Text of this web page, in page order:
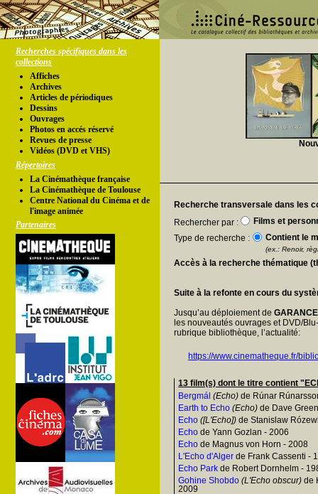
Recherches spécifiques dans les
collections
Affiches
Archives
Articles de périodiques
Dessins
Ouvrages
Photos en accés réservé
Revues de presse
Vidéos (DVD et VHS)
Répertoires
La Cinémathèque française
La Cinémathèque de Toulouse
Centre National du Cinéma et de
l'image animée
Partenaires
Recherche transversale dans les
Rechercher par :
Films et
Type de recherche :
Contient le
(ex.: Renoir,
Accès à la recherche thématique
Suite à la refonte en cours du
Jusqu’au déploiement de
les nouveautés ouvrages et DVD/
rubrique bibliothèque, l’actualité:
https://www.cinematheque.fr/
13 film(s) dont le titre contient
Bergmál (Echo) de Rúnar
Earth to Echo (Echo) de Dave
Echo ([L'Echo]) de Stanislaw
Echo de Yann Gozlan - 2006
Echo de Magnus von Horn - 2008
L'Echo d'Alger de Frank Cassenti -
Echo Park de Robert Dornhelm -
Gohine Shobdo (L'Echo obscur) de
2009